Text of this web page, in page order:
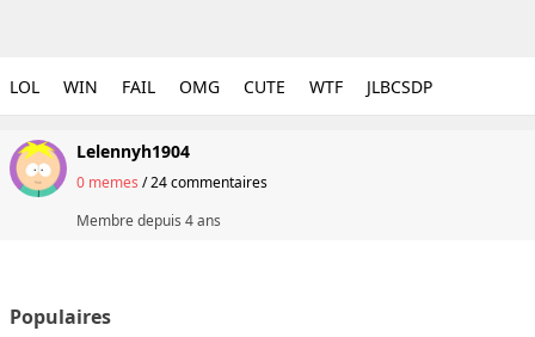
LOL WIN FAIL OMG CUTE WTF JLBCSDP
Lelennyh1904
0 memes /24 commentaires
Membre depuis 4 ans
Populaires